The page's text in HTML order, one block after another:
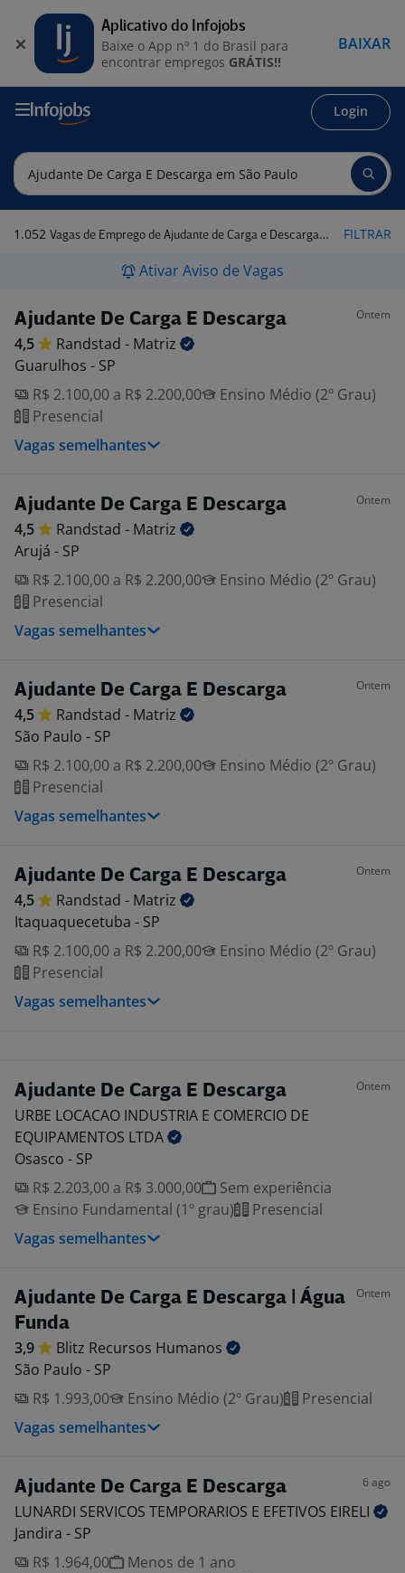
Login
1.052 Vagas de Emprego de Ajudante de Carga e Descarga em São Paulo FILTRAR
Ativar Aviso de Vagas
Ajudante De Carga E Descarga Ontem
4,5 Randstad - Matriz
Guarulhos - SP
R$ 2.100,00 a R$ 2.200,00
Ensino Médio (2º Grau)
Presencial
Vagas semelhantes
Ajudante De Carga E Descarga Ontem
4,5 Randstad - Matriz
Arujá - SP
R$ 2.100,00 a R$ 2.200,00
Ensino Médio (2º Grau)
Presencial
Vagas semelhantes
Ajudante De Carga E Descarga Ontem
4,5 Randstad - Matriz
São Paulo - SP
R$ 2.100,00 a R$ 2.200,00
Ensino Médio (2º Grau)
Presencial
Vagas semelhantes
Ajudante De Carga E Descarga Ontem
4,5 Randstad - Matriz
Itaquaquecetuba - SP
R$ 2.100,00 a R$ 2.200,00
Ensino Médio (2º Grau)
Presencial
Vagas semelhantes
Ajudante De Carga E Descarga Ontem
URBE LOCACAO INDUSTRIA E COMERCIO DE
EQUIPAMENTOS LTDA
Osasco - SP
R$ 2.203,00 a R$ 3.000,00
Sem experiência
Ensino Fundamental (1º grau)
Presencial
Vagas semelhantes
Ajudante De Carga E Descarga | Água
Funda
Ontem
3,9 Blitz Recursos Humanos
São Paulo - SP
R$ 1.993,00
Ensino Médio (2º Grau)
Presencial
Vagas semelhantes
Ajudante De Carga E Descarga 6 ago
LUNARDI SERVICOS TEMPORARIOS E EFETIVOS EIRELI
Jandira - SP
R$ 1.964,00
Menos de 1 ano
Aplicativo do Infojobs
Baixe o App nº 1 do Brasil para
encontrar empregos GRÁTIS!!
BAIXAR